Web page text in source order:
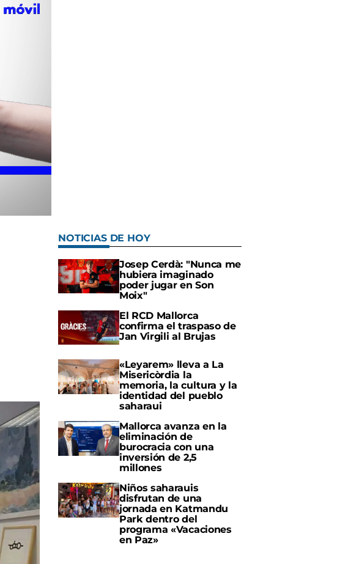
NOTICIAS DE HOY
Josep Cerdà: "Nunca me
hubiera imaginado
poder jugar en Son
Moix"
El RCD Mallorca
confirma el traspaso de
Jan Virgili al Brujas
«Leyarem» lleva a La
Misericòrdia la
memoria, la cultura y la
identidad del pueblo
saharaui
Mallorca avanza en la
eliminación de
burocracia con una
inversión de 2,5
millones
Niños saharauis
disfrutan de una
jornada en Katmandu
Park dentro del
programa «Vacaciones
en Paz»